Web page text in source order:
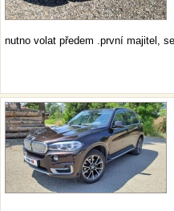
nutno volat předem .první majitel,